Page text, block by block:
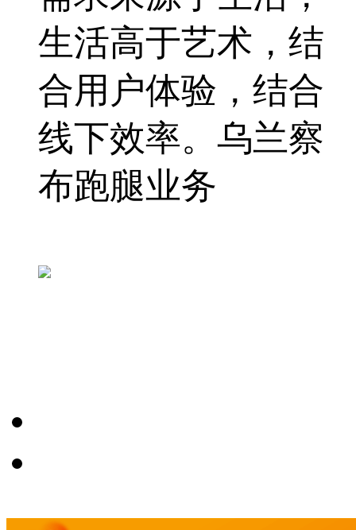
生活高于艺术，结
合用户体验，结合
线下效率。乌兰察
布跑腿业务